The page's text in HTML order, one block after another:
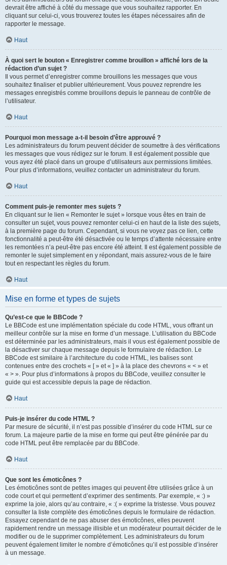
devrait être affiché à côté du message que vous souhaitez rapporter. En
cliquant sur celui-ci, vous trouverez toutes les étapes nécessaires afin de
rapporter le message.
Haut
À quoi sert le bouton « Enregistrer comme brouillon » affiché lors de la
rédaction d’un sujet ?
Il vous permet d’enregistrer comme brouillons les messages que vous
souhaitez finaliser et publier ultérieurement. Vous pouvez reprendre les
messages enregistrés comme brouillons depuis le panneau de contrôle de
l’utilisateur.
Haut
Pourquoi mon message a-t-il besoin d’être approuvé ?
Les administrateurs du forum peuvent décider de soumettre à des vérifications
les messages que vous rédigez sur le forum. Il est également possible que
vous ayez été placé dans un groupe d’utilisateurs aux permissions limitées.
Pour plus d’informations, veuillez contacter un administrateur du forum.
Haut
Comment puis-je remonter mes sujets ?
En cliquant sur le lien « Remonter le sujet » lorsque vous êtes en train de
consulter un sujet, vous pouvez remonter celui-ci en haut de la liste des sujets,
à la première page du forum. Cependant, si vous ne voyez pas ce lien, cette
fonctionnalité a peut-être été désactivée ou le temps d’attente nécessaire entre
les remontées n’a peut-être pas encore été atteint. Il est également possible de
remonter le sujet simplement en y répondant, mais assurez-vous de le faire
tout en respectant les règles du forum.
Haut
Mise en forme et types de sujets
Qu’est-ce que le BBCode ?
Le BBCode est une implémentation spéciale du code HTML, vous offrant un
meilleur contrôle sur la mise en forme d’un message. L’utilisation du BBCode
est déterminée par les administrateurs, mais il vous est également possible de
la désactiver sur chaque message depuis le formulaire de rédaction. Le
BBCode est similaire à l’architecture du code HTML, les balises sont
contenues entre des crochets « [ » et « ] » à la place des chevrons « < » et
« > ». Pour plus d’informations à propos du BBCode, veuillez consulter le
guide qui est accessible depuis la page de rédaction.
Haut
Puis-je insérer du code HTML ?
Par mesure de sécurité, il n’est pas possible d’insérer du code HTML sur ce
forum. La majeure partie de la mise en forme qui peut être générée par du
code HTML peut être remplacée par du BBCode.
Haut
Que sont les émoticônes ?
Les émoticônes sont de petites images qui peuvent être utilisées grâce à un
code court et qui permettent d’exprimer des sentiments. Par exemple, « :) »
exprime la joie, alors qu’au contraire, « :( » exprime la tristesse. Vous pouvez
consulter la liste complète des émoticônes depuis le formulaire de rédaction.
Essayez cependant de ne pas abuser des émoticônes, elles peuvent
rapidement rendre un message illisible et un modérateur pourrait décider de le
modifier ou de le supprimer complètement. Les administrateurs du forum
peuvent également limiter le nombre d’émoticônes qu’il est possible d’insérer
à un message.